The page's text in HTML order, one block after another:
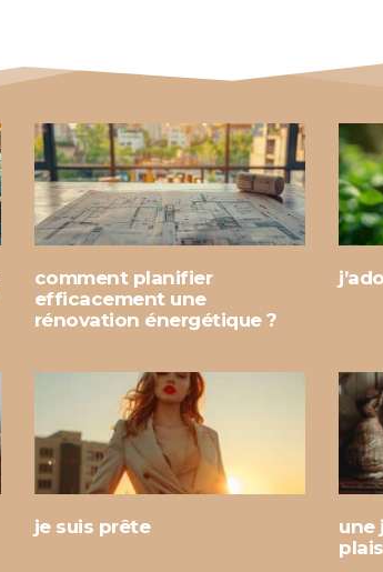
comment planifier
efficacement une
rénovation énergétique ?
je suis prête
une